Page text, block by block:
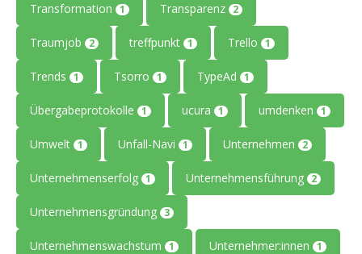
Transformation 1 Transparenz 2
Traumjob 2 treffpunkt 1 Trello 1
Trends 1 Tsorro 1 TypeAd 1
Übergabeprotokolle 1 ucura 1 umdenken 1
Umwelt 1 Unfall-Navi 1 Unternehmen 2
Unternehmenserfolg 1 Unternehmensführung 2
Unternehmensgründung 3
Unternehmenswachstum 1 Unternehmer:innen 1